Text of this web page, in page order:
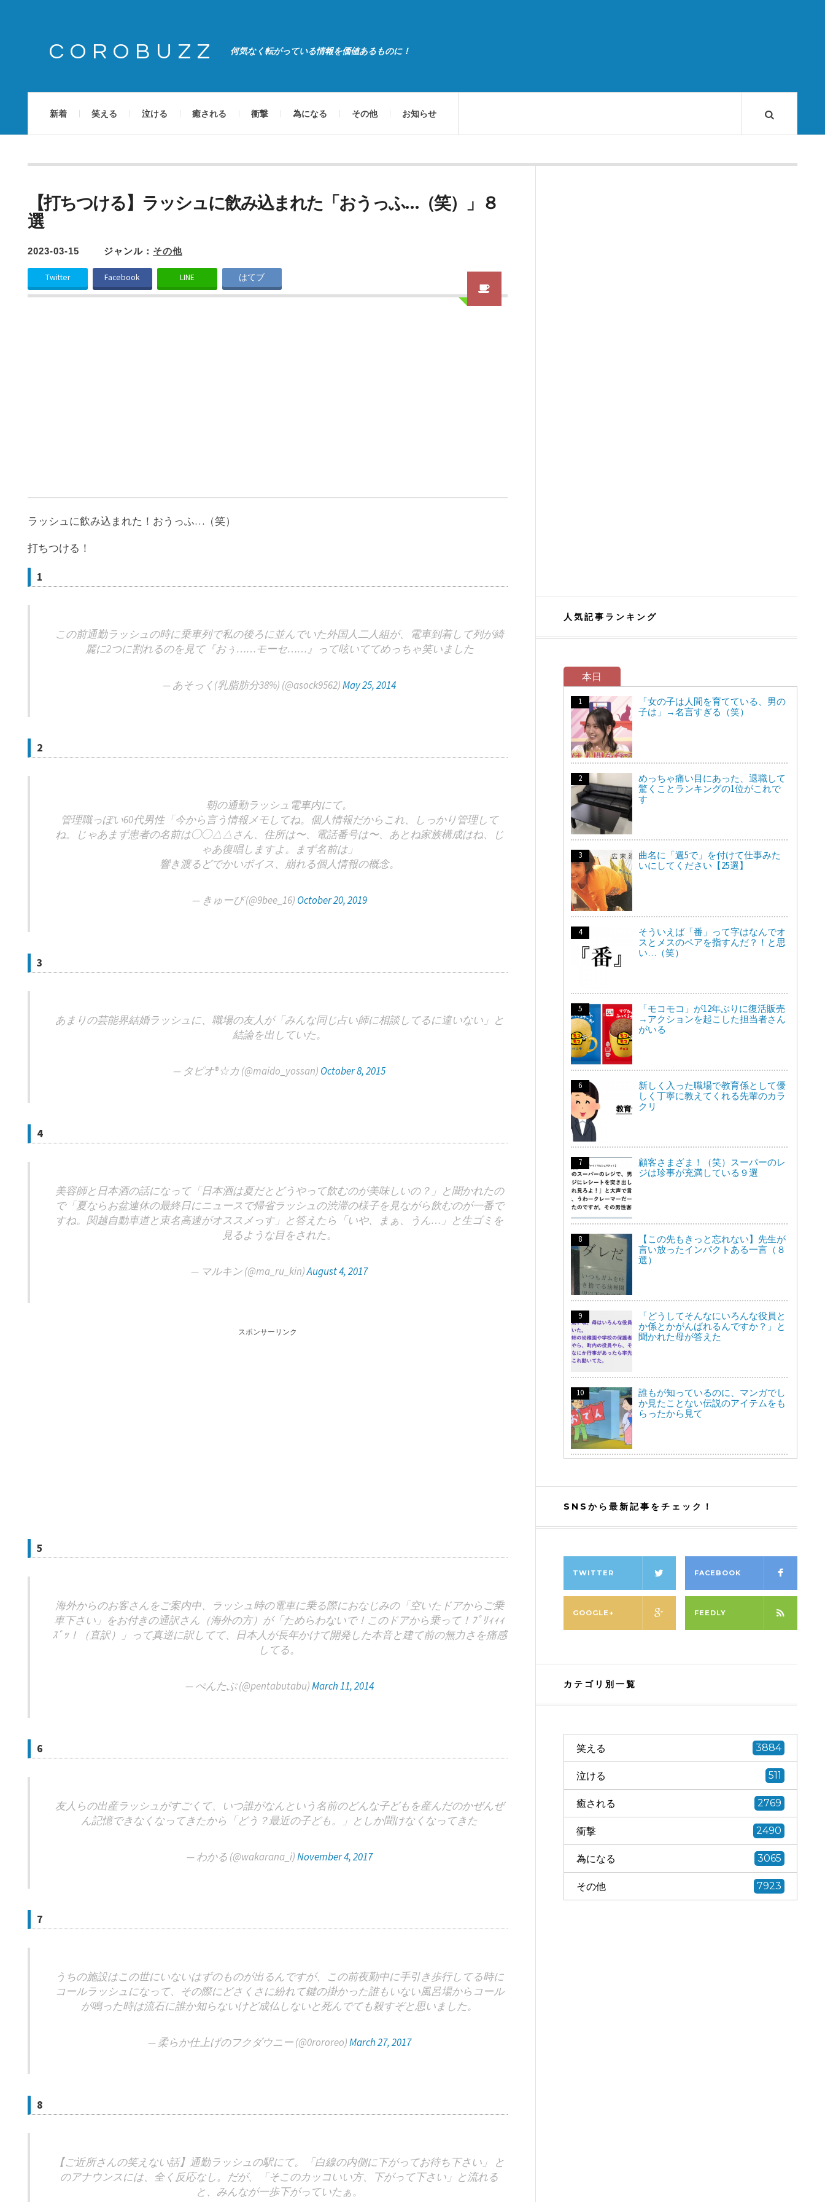
COROBUZZ 何気なく転がっている情報を価値あるものに！
新着 笑える 泣ける 癒される 衝撃 為になる その他 お知らせ
【打ちつける】ラッシュに飲み込まれた「おうっふ…（笑）」８
選
2023-03-15 ジャンル： その他
Twitter Facebook LINE はてブ
ラッシュに飲み込まれた！おうっふ…（笑）
打ちつける！
1
この前通勤ラッシュの時に乗車列で私の後ろに並んでいた外国人二人組が、電車到着して列が綺
麗に2つに割れるのを見て『おぅ……モーセ……』って呟いててめっちゃ笑いました
— あそっく(乳脂肪分38%) (@asock9562)May 25, 2014
2
朝の通勤ラッシュ電車内にて。
管理職っぽい60代男性「今から言う情報メモしてね。個人情報だからこれ、しっかり管理して
ね。じゃあまず患者の名前は◯◯△△さん、住所は〜、電話番号は〜、あとね家族構成はね、じ
ゃあ復唱しますよ。まず名前は」
響き渡るどでかいボイス、崩れる個人情報の概念。
— きゅーび (@9bee_16) October 20, 2019
3
あまりの芸能界結婚ラッシュに、職場の友人が「みんな同じ占い師に相談してるに違いない」と
結論を出していた。
— タピオ®☆カ (@maido_yossan) October 8, 2015
4
美容師と日本酒の話になって「日本酒は夏だとどうやって飲むのが美味しいの？」と聞かれたの
で「夏ならお盆連休の最終日にニュースで帰省ラッシュの渋滞の様子を見ながら飲むのが一番で
すね。関越自動車道と東名高速がオススメっす」と答えたら「いや、まぁ、うん…」と生ゴミを
見るような目をされた。
— マルキン (@ma_ru_kin)August 4, 2017
スポンサーリンク
5
海外からのお客さんをご案内中、ラッシュ時の電車に乗る際におなじみの「空いたドアからご乗
車下さい」をお付きの通訳さん（海外の方）が「ためらわないで！このドアから乗って！ﾌﾟﾘｨｨｨ
ｽﾞｯ！（直訳）」って真逆に訳してて、日本人が長年かけて開発した本音と建て前の無力さを痛感
してる。
— ぺんたぶ (@pentabutabu)March 11, 2014
6
友人らの出産ラッシュがすごくて、いつ誰がなんという名前のどんな子どもを産んだのかぜんぜ
ん記憶できなくなってきたから「どう？最近の子ども。」としか聞けなくなってきた
— わかる (@wakarana_i)November 4, 2017
7
うちの施設はこの世にいないはずのものが出るんですが、この前夜勤中に手引き歩行してる時に
コールラッシュになって、その際にどさくさに紛れて鍵の掛かった誰もいない風呂場からコール
が鳴った時は流石に誰か知らないけど成仏しないと死んでても殺すぞと思いました。
— 柔らか仕上げのフクダウニー (@0rororeo)March 27, 2017
8
【ご近所さんの笑えない話】通勤ラッシュの駅にて。「白線の内側に下がってお待ち下さい」 と
のアナウンスには、全く反応なし。だが、「そこのカッコいい方、下がって下さい」と流れる
と、みんなが一歩下がっていたぁ。
人気記事ランキング
本日
「女の子は人間を育てている、男の
子は」→名言すぎる（笑）
めっちゃ痛い目にあった、退職して
驚くことランキングの1位がこれで
す
曲名に「週5で」を付けて仕事みた
いにしてください【25選】
そういえば「番」って字はなんでオ
スとメスのペアを指すんだ？！と思
い…（笑）
「モコモコ」が12年ぶりに復活販売
→アクションを起こした担当者さん
がいる
新しく入った職場で教育係として優
しく丁寧に教えてくれる先輩のカラ
クリ
顧客さまざま！（笑）スーパーのレ
ジは珍事が充満している９選
【この先もきっと忘れない】先生が
言い放ったインパクトある一言（８
選）
「どうしてそんなにいろんな役員と
か係とかがんばれるんですか？」と
聞かれた母が答えた
誰もが知っているのに、マンガでし
か見たことない伝説のアイテムをも
らったから見て
SNSから最新記事をチェック！
TWITTER FACEBOOK
GOOGLE+ FEEDLY
カテゴリ別一覧
笑える 3884
泣ける 511
癒される 2769
衝撃 2490
為になる 3065
その他 7923